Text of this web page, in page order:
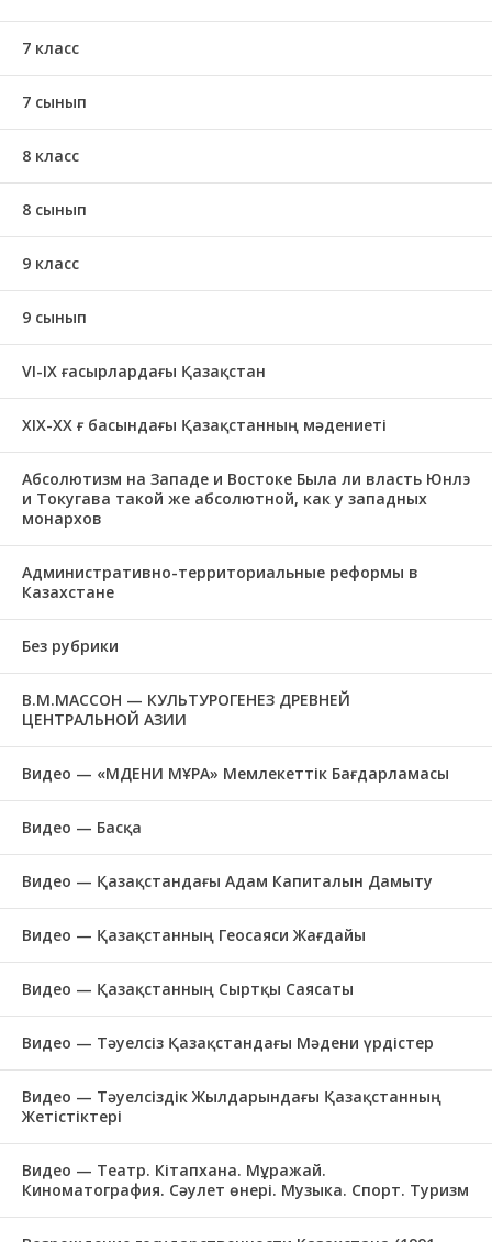
7 класс
7 сынып
8 класс
8 сынып
9 класс
9 сынып
VI-IX ғасырлардағы Қазақстан
XIХ-XX ғ басындағы Қазақстанның мәдениеті
Абсолютизм на Западе и Востоке Была ли власть Юнлэ
и Токугава такой же абсолютной, как у западных
монархов
Административно-территориальные реформы в
Казахстане
Без рубрики
В.М.МАССОН — КУЛЬТУРОГЕНЕЗ ДРЕВНЕЙ
ЦЕНТРАЛЬНОЙ АЗИИ
Видео — «МӘДЕНИ МҰРА» Мемлекеттік Бағдарламасы
Видео — Басқа
Видео — Қазақстандағы Адам Капиталын Дамыту
Видео — Қазақстанның Геосаяси Жағдайы
Видео — Қазақстанның Сыртқы Саясаты
Видео — Тәуелсіз Қазақстандағы Мәдени үрдістер
Видео — Тәуелсіздік Жылдарындағы Қазақстанның
Жетістіктері
Видео — Театр. Кітапхана. Мұражай.
Киноматография. Сәулет өнері. Музыка. Спорт. Туризм